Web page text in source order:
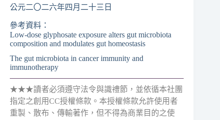
公元二〇二六年四月二十三日
參考資料：
Low-dose glyphosate exposure alters gut microbiota
composition and modulates gut homeostasis
The gut microbiota in cancer immunity and
immunotherapy
★★★讀者必須遵守法令與識禮節，並依循本社團
指定之創用CC授權條款。本授權條款允許使用者
重製、散布、傳輸著作，但不得為商業目的之使